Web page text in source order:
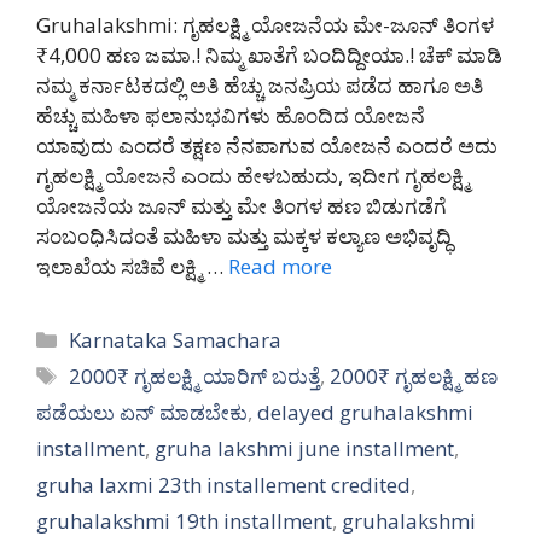
Gruhalakshmi: ಗೃಹಲಕ್ಷ್ಮಿ ಯೋಜನೆಯ ಮೇ-ಜೂನ್ ತಿಂಗಳ
₹4,000 ಹಣ ಜಮಾ.! ನಿಮ್ಮ ಖಾತೆಗೆ ಬಂದಿದ್ದೀಯಾ.! ಚೆಕ್ ಮಾಡಿ
ನಮ್ಮ ಕರ್ನಾಟಕದಲ್ಲಿ ಅತಿ ಹೆಚ್ಚು ಜನಪ್ರಿಯ ಪಡೆದ ಹಾಗೂ ಅತಿ
ಹೆಚ್ಚು ಮಹಿಳಾ ಫಲಾನುಭವಿಗಳು ಹೊಂದಿದ ಯೋಜನೆ
ಯಾವುದು ಎಂದರೆ ತಕ್ಷಣ ನೆನಪಾಗುವ ಯೋಜನೆ ಎಂದರೆ ಅದು
ಗೃಹಲಕ್ಷ್ಮಿ ಯೋಜನೆ ಎಂದು ಹೇಳಬಹುದು, ಇದೀಗ ಗೃಹಲಕ್ಷ್ಮಿ
ಯೋಜನೆಯ ಜೂನ್ ಮತ್ತು ಮೇ ತಿಂಗಳ ಹಣ ಬಿಡುಗಡೆಗೆ
ಸಂಬಂಧಿಸಿದಂತೆ ಮಹಿಳಾ ಮತ್ತು ಮಕ್ಕಳ ಕಲ್ಯಾಣ ಅಭಿವೃದ್ಧಿ
ಇಲಾಖೆಯ ಸಚಿವೆ ಲಕ್ಷ್ಮಿ … Read more
Categories
Karnataka Samachara
Tags
2000₹ ಗೃಹಲಕ್ಷ್ಮಿ ಯಾರಿಗ್ ಬರುತ್ತೆ, 2000₹ ಗೃಹಲಕ್ಷ್ಮಿ ಹಣ
ಪಡೆಯಲು ಏನ್ ಮಾಡಬೇಕು, delayed gruhalakshmi
installment, gruha lakshmi june installment,
gruha laxmi 23th installement credited,
gruhalakshmi 19th installment, gruhalakshmi